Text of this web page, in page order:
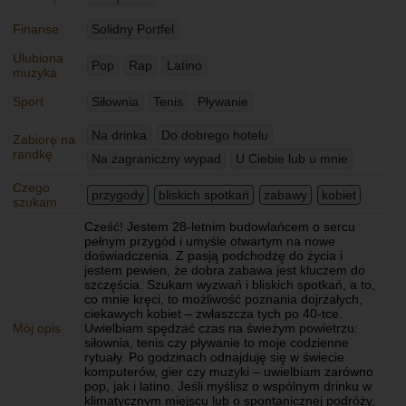
Finanse
Solidny Portfel
Ulubiona
muzyka
Pop Rap Latino
Sport Siłownia Tenis Pływanie
Zabiorę na
randkę
Na drinka
Do dobrego hotelu
Na zagraniczny wypad
U Ciebie lub u mnie
Czego
szukam
przygody bliskich spotkań zabawy kobiet
Mój opis
Cześć! Jestem 28-letnim budowlańcem o sercu
pełnym przygód i umyśle otwartym na nowe
doświadczenia. Z pasją podchodzę do życia i
jestem pewien, że dobra zabawa jest kluczem do
szczęścia. Szukam wyzwań i bliskich spotkań, a to,
co mnie kręci, to możliwość poznania dojrzałych,
ciekawych kobiet – zwłaszcza tych po 40-tce.
Uwielbiam spędzać czas na świeżym powietrzu:
siłownia, tenis czy pływanie to moje codzienne
rytuały. Po godzinach odnajduję się w świecie
komputerów, gier czy muzyki – uwielbiam zarówno
pop, jak i latino. Jeśli myślisz o wspólnym drinku w
klimatycznym miejscu lub o spontanicznej podróży,